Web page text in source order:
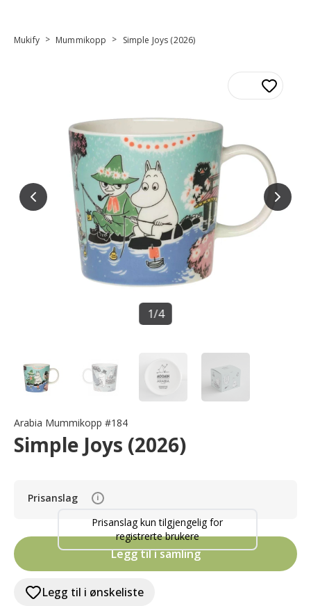
Mukify > Mummikopp > Simple Joys (2026)
1/4
Arabia Mummikopp #184
Simple Joys (2026)
Prisanslag i
Prisanslag kun tilgjengelig for
registrerte brukere
Legg til i samling
Legg til i ønskeliste